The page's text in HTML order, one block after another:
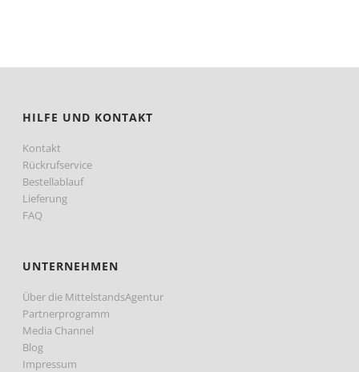
HILFE UND KONTAKT
Kontakt
Rückrufservice
Bestellablauf
Lieferung
FAQ
UNTERNEHMEN
Über die MittelstandsAgentur
Partnerprogramm
Media Channel
Blog
Impressum